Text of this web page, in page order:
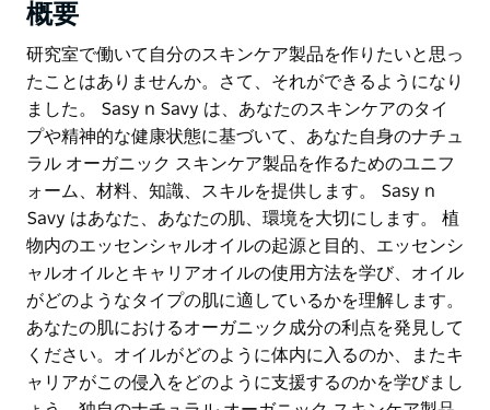
概要
研究室で働いて自分のスキンケア製品を作りたいと思っ
たことはありませんか。さて、それができるようになり
ました。 Sasy n Savy は、あなたのスキンケアのタイ
プや精神的な健康状態に基づいて、あなた自身のナチュ
ラル オーガニック スキンケア製品を作るためのユニフ
ォーム、材料、知識、スキルを提供します。 Sasy n
Savy はあなた、あなたの肌、環境を大切にします。 植
物内のエッセンシャルオイルの起源と目的、エッセンシ
ャルオイルとキャリアオイルの使用方法を学び、オイル
がどのようなタイプの肌に適しているかを理解します。
あなたの肌におけるオーガニック成分の利点を発見して
ください。オイルがどのように体内に入るのか、またキ
ャリアがこの侵入をどのように支援するのかを学びまし